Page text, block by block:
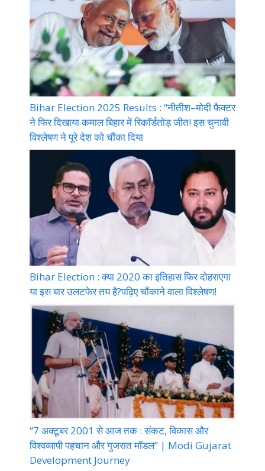
Bihar Election 2025 Results : “नीतीश–मोदी फैक्टर
ने फिर दिखाया कमाल बिहार में रिकॉर्डतोड़ जीत! इस चुनावी
विश्लेषण ने पूरे देश को चौंका दिया
Bihar Election : क्या 2020 का इतिहास फिर दोहराएगा
या इस बार उलटफेर तय है?पढ़िए चौंकाने वाला विश्लेषण!
“7 अक्टूबर 2001 से आज तक : संकट, विकास और
विश्वव्यापी पहचान और गुजरात मॉडल” | Modi Gujarat
Development Journey